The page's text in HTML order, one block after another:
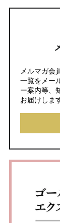
メルマガ会
一覧をメー
ー案内等、
お届けしま